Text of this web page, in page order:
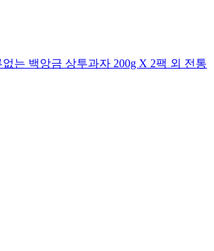
는 백앙금 상투과자 200g X 2팩 외 전통